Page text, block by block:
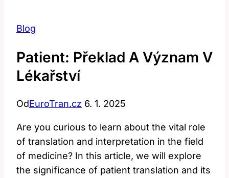
Blog
Patient: Překlad A Význam V
Lékařství
OdEuroTran.cz 6. 1. 2025
Are you curious to learn about the vital role
of translation and interpretation in the field
of medicine? In this article, we will explore
the significance of patient translation and its